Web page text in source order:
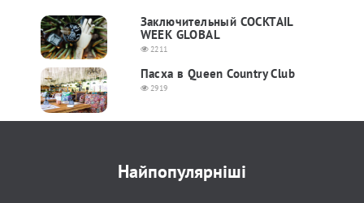
Заключительный COCKTAIL
WEEK GLOBAL
2211
Пасха в Queen Country Club
2919
Найпопулярніші